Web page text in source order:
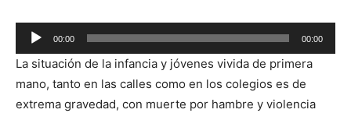
Reproductor
de
audio
00:00 00:00
La situación de la infancia y jóvenes vivida de primera
mano, tanto en las calles como en los colegios es de
extrema gravedad, con muerte por hambre y violencia